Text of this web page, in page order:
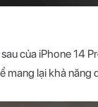
của iPhone 14
mang lại khả năng